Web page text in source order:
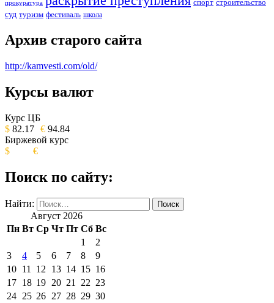
прокуратура спорт строительство
суд туризм фестиваль школа
Архив старого сайта
http://kamvesti.com/old/
ОБЩЕСТВЕННО-ПОЛИТИЧЕСКОЕ
ИЗДАНИЕ КАМЧАТСКОГО КРАЯ.
Курсы валют
Курс ЦБ
$ 82.17 € 94.84
Биржевой курс
$
€
Поиск по сайту:
Найти:
Август 2026
Пн Вт Ср Чт Пт Сб Вс
1
2
3
4 5 6 7 8
9
10 11 12 13 14 15 16
17 18 19 20 21 22 23
24 25 26 27 28 29 30